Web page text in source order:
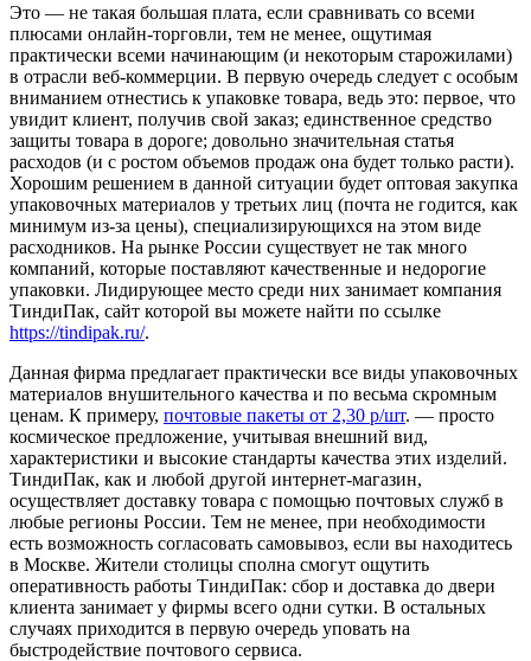
Это — не такая большая плата, если сравнивать со всеми
плюсами онлайн-торговли, тем не менее, ощутимая
практически всеми начинающим (и некоторым старожилами)
в отрасли веб-коммерции. В первую очередь следует с особым
вниманием отнестись к упаковке товара, ведь это: первое, что
увидит клиент, получив свой заказ; единственное средство
защиты товара в дороге; довольно значительная статья
расходов (и с ростом объемов продаж она будет только расти).
Хорошим решением в данной ситуации будет оптовая закупка
упаковочных материалов у третьих лиц (почта не годится, как
минимум из-за цены), специализирующихся на этом виде
расходников. На рынке России существует не так много
компаний, которые поставляют качественные и недорогие
упаковки. Лидирующее место среди них занимает компания
ТиндиПак, сайт которой вы можете найти по ссылке
https://tindipak.ru/.
Данная фирма предлагает практически все виды упаковочных
материалов внушительного качества и по весьма скромным
ценам. К примеру, почтовые пакеты от 2,30 р/шт. — просто
космическое предложение, учитывая внешний вид,
характеристики и высокие стандарты качества этих изделий.
ТиндиПак, как и любой другой интернет-магазин,
осуществляет доставку товара с помощью почтовых служб в
любые регионы России. Тем не менее, при необходимости
есть возможность согласовать самовывоз, если вы находитесь
в Москве. Жители столицы сполна смогут ощутить
оперативность работы ТиндиПак: сбор и доставка до двери
клиента занимает у фирмы всего одни сутки. В остальных
случаях приходится в первую очередь уповать на
быстродействие почтового сервиса.